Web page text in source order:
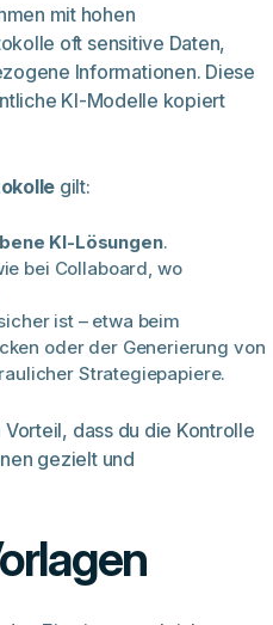
mit hohen
oft sensitive Daten,
Informationen. Diese
KI-Modelle kopiert
gilt:
KI-Lösungen.
bei Collaboard, wo
ist – etwa beim
oder der Generierung von
Strategiepapiere.
dass du die Kontrolle
gezielt und